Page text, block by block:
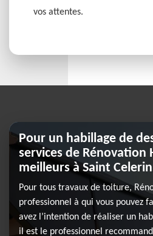
vos attentes.
Pour un habillage de
services de Rénovation
meilleurs à Saint
Pour tous travaux de toiture,
professionnel à qui vous pouvez
avez l’intention de réaliser un
il est le professionnel